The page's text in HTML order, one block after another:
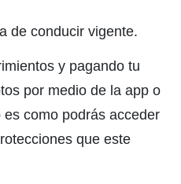
de conducir vigente.
y pagando tu
por medio de la app o
como podrás acceder
que este